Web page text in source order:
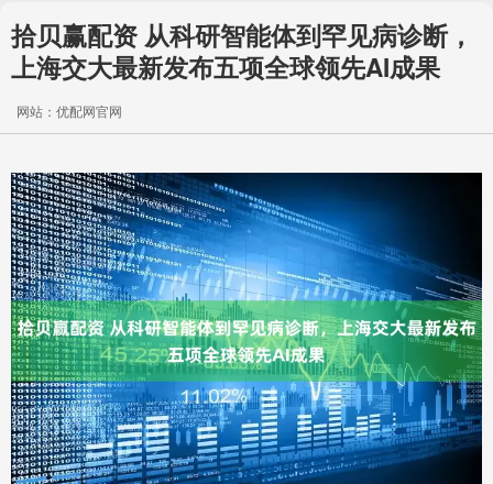
拾贝赢配资 从科研智能体到罕见病诊断，
上海交大最新发布五项全球领先AI成果
网站：优配网官网